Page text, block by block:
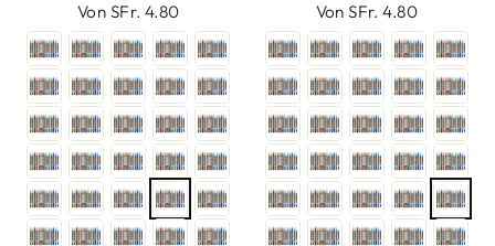
Von SFr. 4.80 Von SFr. 4.80